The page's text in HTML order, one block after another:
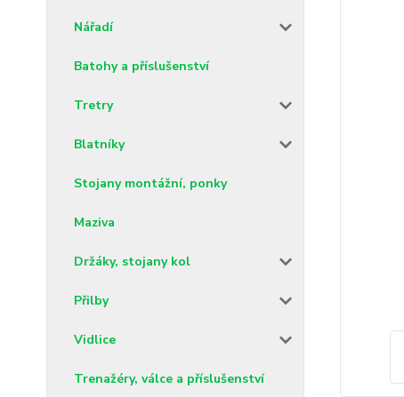
Nářadí
Batohy a příslušenství
Tretry
Blatníky
Stojany montážní, ponky
Maziva
Držáky, stojany kol
Přilby
Vidlice
Trenažéry, válce a příslušenství